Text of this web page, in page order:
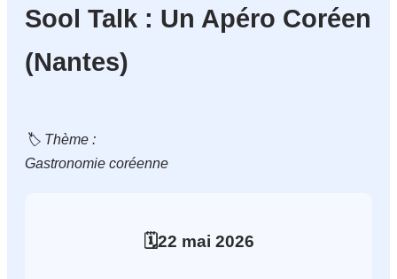
Sool Talk : Un Apéro Coréen
(Nantes)
🏷️ Thème :
Gastronomie coréenne
🗓️22 mai 2026